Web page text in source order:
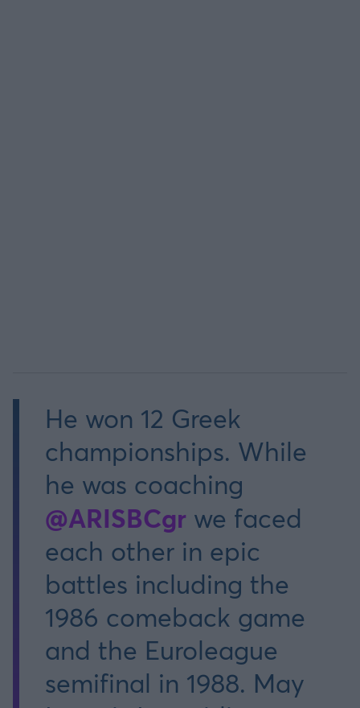
He won 12 Greek
championships. While
he was coaching
@ARISBCgr we faced
each other in epic
battles including the
1986 comeback game
and the Euroleague
semifinal in 1988. May